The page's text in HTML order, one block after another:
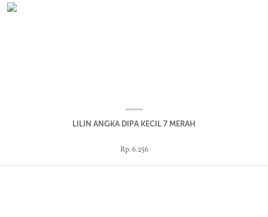
LILIN ANGKA DIPA KECIL 7 MERAH
Rp. 6.256